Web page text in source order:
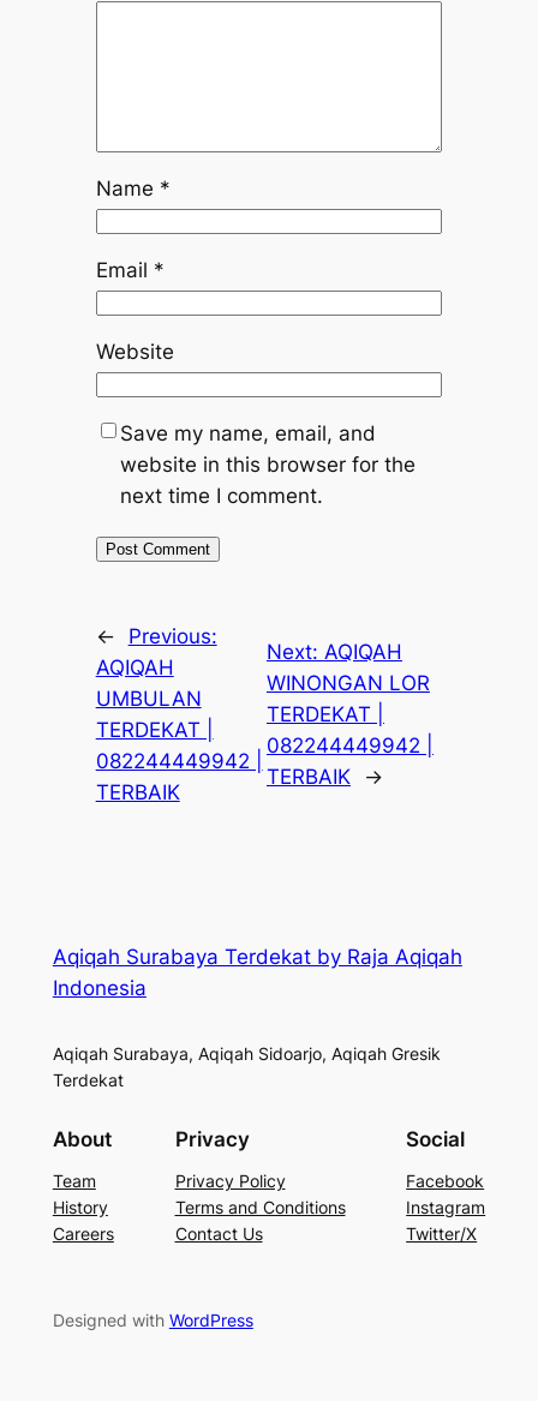
Name *
Email *
Website
Save my name, email, and
website in this browser for the
next time I comment.
←
Previous:
AQIQAH
UMBULAN
TERDEKAT |
082244449942 |
TERBAIK
Next: AQIQAH
WINONGAN LOR
TERDEKAT |
082244449942 |
TERBAIK
→
Aqiqah Surabaya Terdekat by Raja Aqiqah
Indonesia
Aqiqah Surabaya, Aqiqah Sidoarjo, Aqiqah Gresik
Terdekat
About
Team
History
Careers
Privacy
Privacy Policy
Terms and Conditions
Contact Us
Social
Facebook
Instagram
Twitter/X
Designed with WordPress